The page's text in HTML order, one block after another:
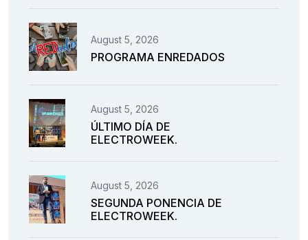
August 5, 2026
PROGRAMA ENREDADOS
August 5, 2026
ÚLTIMO DÍA DE
ELECTROWEEK.
August 5, 2026
SEGUNDA PONENCIA DE
ELECTROWEEK.